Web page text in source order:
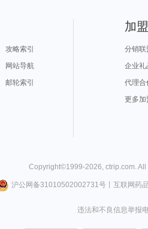
攻略索引
网站导航
邮轮索引
加
分销联
企业礼
代理合
更多加
Copyright©1999-2026 ctrip.com .
沪公网备31010502002731号丨 互联网药
违法和不良信息举报